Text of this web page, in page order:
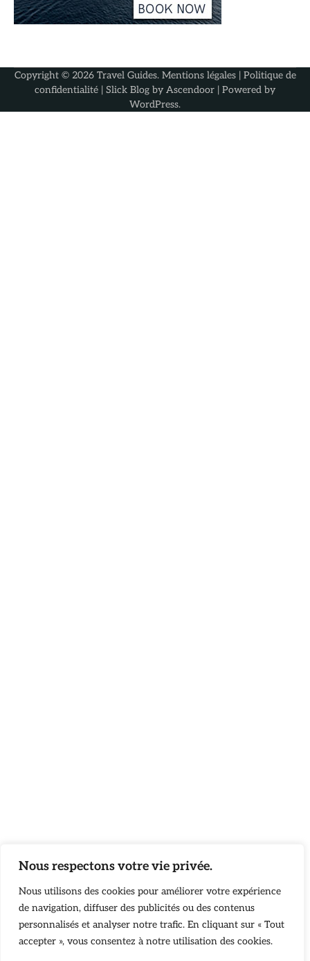
Nous respectons votre vie privée.
Nous utilisons des cookies pour améliorer votre expérience
de navigation, diffuser des publicités ou des contenus
personnalisés et analyser notre trafic. En cliquant sur « Tout
accepter », vous consentez à notre utilisation des cookies.
Copyright © 2026 Travel Guides. Mentions légales| Politique de
confidentialité | Slick Blog by Ascendoor | Powered by
WordPress.